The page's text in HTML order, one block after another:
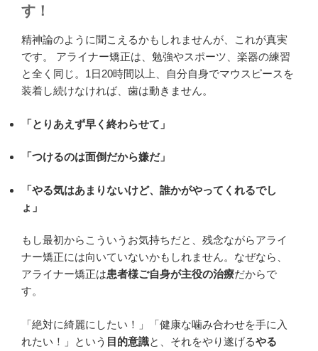
す！
精神論のように聞こえるかもしれませんが、これが真実
です。 アライナー矯正は、勉強やスポーツ、楽器の練習
と全く同じ。1日20時間以上、自分自身でマウスピースを
装着し続けなければ、歯は動きません。
「とりあえず早く終わらせて」
「つけるのは面倒だから嫌だ」
「やる気はあまりないけど、誰かがやってくれるでし
ょ」
もし最初からこういうお気持ちだと、残念ながらアライ
ナー矯正には向いていないかもしれません。なぜなら、
アライナー矯正は患者様ご自身が主役の治療だからで
す。
「絶対に綺麗にしたい！」「健康な噛み合わせを手に入
れたい！」という 目的意識と、それをやり遂げるやる